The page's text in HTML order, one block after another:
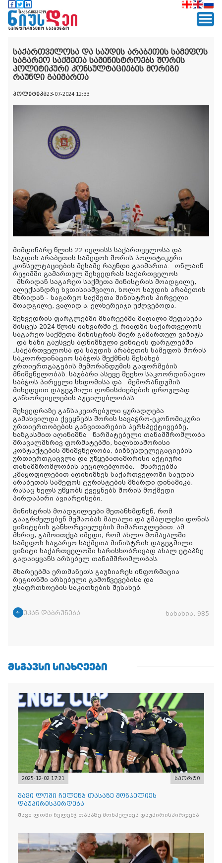
საქართველოსა და საუდის არაბეთის სამეფოს
საგარეო საქმეთა სამინისტროებს შორის
პოლიტიკური კონსულტაციების მორიგი
რაუნდი გაიმართა
პოლიტიკა23-07-2024 12:33
მიმდინარე წლის 22 ივლისს საქართველოსა და
საუდის არაბეთის სამეფოს შორის პოლიტიკური
კონსულტაციების მესამე რაუნდი გაიმართა. ონლაინ
რეჟიმში გამართულ შეხვედრას საქართველოს
მხრიდან საგარეო საქმეთა მინისტრის მოადგილე,
ალექსანდრე ხვთისიაშვილი, ხოლო საუდის არაბეთის
მხრიდან - საგარეო საქმეთა მინისტრის პირველი
მოადგილე, ვალიდ ა. ელხერეიჯი უძღვებოდა.
შეხვედრის ფარგლებში მხარეებმა მაღალი შეფასება
მისცეს 2024 წლის იანვარში ქ. რიადში საქართველოს
საგარეო საქმეთა მინისტრის მიერ გამართულ ვიზიტს
და ხაზი გაუსვეს აღნიშნული ვიზიტის ფარგლებში
„საქართველოსა და საუდის არაბეთის სამეფოს შორის
საკოორდინაციო საბჭოს შექმნის შესახებ
ურთიერთგაგების მემორანდუმის გაფორმების
მნიშვნელობას. საუბარი ასევე შეეხო საკოორდინაციო
საბჭოს პირველი სხდომისა და მემორანდუმის
მიხედვით დაგეგმილი ღონისძიებების დროულად
განხორციელების აუცილებლობას.
შეხვედრაზე განსაკუთრებული ყურადღება
გამახვილდა ქვეყნებს შორის სავაჭრო-ეკონომიკური
ურთიერთობების განვითარების პერსპექტივებზე,
ხაზგასმით აღინიშნა წარმატებული თანამშრომლობა
მრავალმხრივ ფორმატებში, ხალხთაშორისი
კონტაქტების მნიშვნელობა, ბიზნესდელეგაციების
ურთიერთგაცვლა და უწყებათაშორისი აქტიური
თანამშრომლობის აუცილებლობა. მხარეებმა
კმაყოფილებით აღინიშნეს საქართველოში საუდის
არაბეთის სამეფოს ტურისტების მზარდი დინამიკა,
რასაც ხელს უწყობს ქვეყნებს შორის მოქმედი
პირდაპირი ავიარეისები.
მინისტრის მოადგილეები შეთანხმდნენ, რომ
გააგრძელებენ მუშაობას მაღალი და უმაღლესი დონის
ვიზიტების განხორციელების მიმართულებით. ამ
მხრივ, გამოითქვა იმედი, რომ ახლო მომავალში
სამეფოს საგარეო საქმეთა მინისტრის დაგეგმილი
ვიზიტი საქართველოში ხარისხობრივად ახალ ეტაპზე
გადაიყვანს არსებულ თანამშრომლობას.
მხარეებმა ერთმანეთს გაუზიარეს ინფორმაცია
რეგიონში არსებული გამოწვევებისა და
უსაფრთხოების საკითხების შესახებ.
უკან დაბრუნება ნანახია: 985
ᲛᲡᲒᲐᲕᲡᲘ ᲡᲘᲐᲮᲚᲔᲔᲑᲘ
2025-12-02 17:21 სპორტი
შავი ლომი ჩელენჯ თასაზე მონპელიეს
დაუპირისპირდება
შავი ლომი ჩელენჯ თასაზე მონპელიეს დაუპირისპირდება